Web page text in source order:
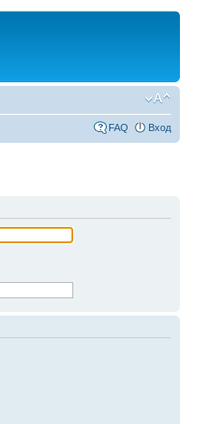
FAQ Вход